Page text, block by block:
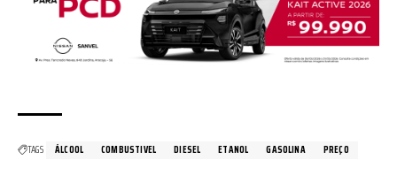
TAGS ÁLCOOL COMBUSTIVEL DIESEL ETANOL GASOLINA PREÇO